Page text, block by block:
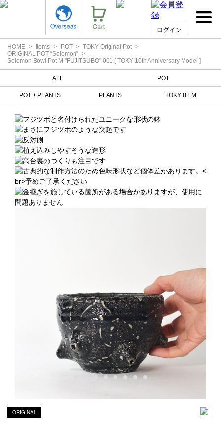
HOME Items POT
TOKY Original Pot
ORIGINAL POT “Solomon”
Solomon Bowl Pot M "FUJITSUBO" 001 [ TOKY 10th Anniversary Model ]
ALL POT
POT + PLANTS PLANTS TOKY ITEM
ORIGINAL